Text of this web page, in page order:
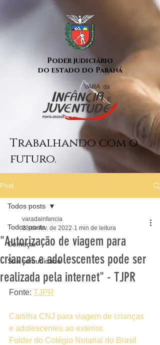
Poder judiciário
do estado do Paraná
Trabalhando com o
futuro.
Post
Todos posts
Começar
Sua comunidade
Todos posts
"Autorização de viagem para
crianças e adolescentes pode ser
realizada pela internet" - TJPR
varadainfancia
23 de fev. de 2022 1 min de leitura
Fonte: TJPR
Cartilha CNJ para viagem de crianças
e adolescentes ao exterior.
Folder do Colégio Notarial do Brasil